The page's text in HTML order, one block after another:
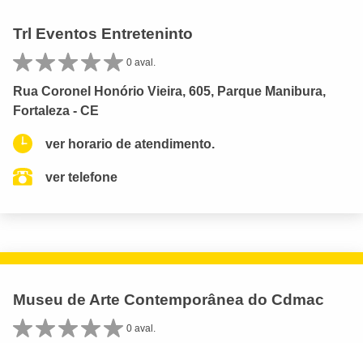
Trl Eventos Entreteninto
0 aval.
Rua Coronel Honório Vieira, 605, Parque Manibura,
Fortaleza - CE
ver horario de atendimento.
ver telefone
Museu de Arte Contemporânea do Cdmac
0 aval.